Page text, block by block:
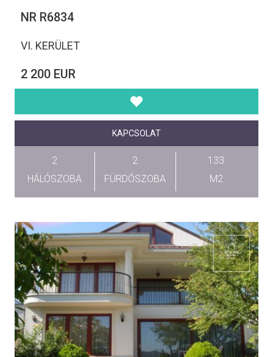
NR R6834
VI. KERÜLET
2 200 EUR
KAPCSOLAT
2
HÁLÓSZOBA
2
FÜRDŐSZOBA
133
M2